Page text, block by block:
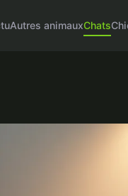
Autres animauxChats